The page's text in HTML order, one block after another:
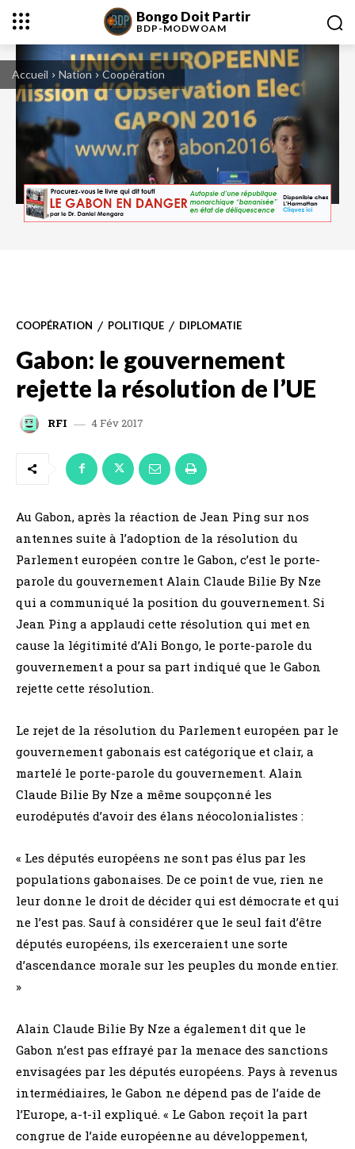
Bongo Doit Partir
BDP-MODWOAM
Accueil Nation Coopération
COOPÉRATION POLITIQUE DIPLOMATIE
Gabon: le gouvernement
rejette la résolution de l’UE
RFI 4 Fév 2017
Au Gabon, après la réaction de Jean Ping sur nos
antennes suite à l’adoption de la résolution du
Parlement européen contre le Gabon, c’est le porte-
parole du gouvernement Alain Claude Bilie By Nze
qui a communiqué la position du gouvernement. Si
Jean Ping a applaudi cette résolution qui met en
cause la légitimité d’Ali Bongo, le porte-parole du
gouvernement a pour sa part indiqué que le Gabon
rejette cette résolution.
Le rejet de la résolution du Parlement européen par le
gouvernement gabonais est catégorique et clair, a
martelé le porte-parole du gouvernement. Alain
Claude Bilie By Nze a même soupçonné les
eurodéputés d’avoir des élans néocolonialistes :
« Les députés européens ne sont pas élus par les
populations gabonaises. De ce point de vue, rien ne
leur donne le droit de décider qui est démocrate et qui
ne l’est pas. Sauf à considérer que le seul fait d’être
députés européens, ils exerceraient une sorte
d’ascendance morale sur les peuples du monde entier.
»
Alain Claude Bilie By Nze a également dit que le
Gabon n’est pas effrayé par la menace des sanctions
envisagées par les députés européens. Pays à revenus
intermédiaires, le Gabon ne dépend pas de l’aide de
l’Europe, a-t-il expliqué. « Le Gabon reçoit la part
congrue de l’aide européenne au développement,